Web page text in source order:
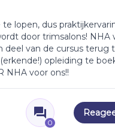
lopen, dus
door trimsalons! NHA
van de cursus terug
opleiding te
NHA voor ons!!
0